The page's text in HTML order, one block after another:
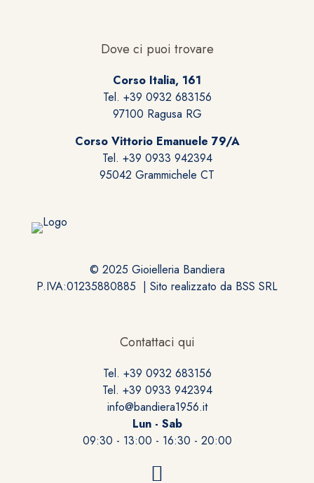
Dove ci puoi trovare
Corso Italia, 161
Tel. +39 0932 683156
97100 Ragusa RG
Corso Vittorio Emanuele 79/A
Tel. +39 0933 942394
95042 Grammichele CT
© 2025 Gioielleria Bandiera
P.IVA:01235880885 | Sito realizzato da BSS SRL
Contattaci qui
Tel. +39 0932 683156
Tel. +39 0933 942394
info@bandiera1956.it
Lun - Sab
09:30 - 13:00 - 16:30 - 20:00